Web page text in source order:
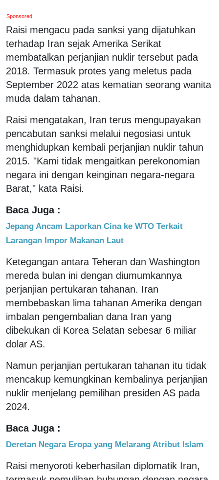
Sponsored
Raisi mengacu pada sanksi yang dijatuhkan
terhadap Iran sejak Amerika Serikat
membatalkan perjanjian nuklir tersebut pada
2018. Termasuk protes yang meletus pada
September 2022 atas kematian seorang wanita
muda dalam tahanan.
Raisi mengatakan, Iran terus mengupayakan
pencabutan sanksi melalui negosiasi untuk
menghidupkan kembali perjanjian nuklir tahun
2015. "Kami tidak mengaitkan perekonomian
negara ini dengan keinginan negara-negara
Barat," kata Raisi.
Baca Juga :
Jepang Ancam Laporkan Cina ke WTO Terkait
Larangan Impor Makanan Laut
Ketegangan antara Teheran dan Washington
mereda bulan ini dengan diumumkannya
perjanjian pertukaran tahanan. Iran
membebaskan lima tahanan Amerika dengan
imbalan pengembalian dana Iran yang
dibekukan di Korea Selatan sebesar 6 miliar
dolar AS.
Namun perjanjian pertukaran tahanan itu tidak
mencakup kemungkinan kembalinya perjanjian
nuklir menjelang pemilihan presiden AS pada
2024.
Baca Juga :
Deretan Negara Eropa yang Melarang Atribut Islam
Raisi menyoroti keberhasilan diplomatik Iran,